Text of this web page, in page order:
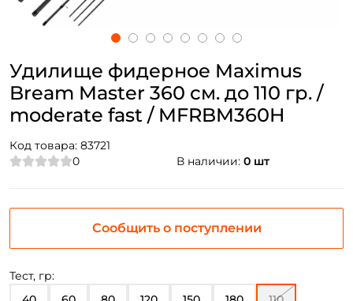
Удилище фидерное Maximus
Bream Master 360 см. до 110 гр. /
moderate fast / MFRBM360H
Код товара: 83721
0
В наличии: 0 шт
Тест, гр:
Сообщить о поступлении